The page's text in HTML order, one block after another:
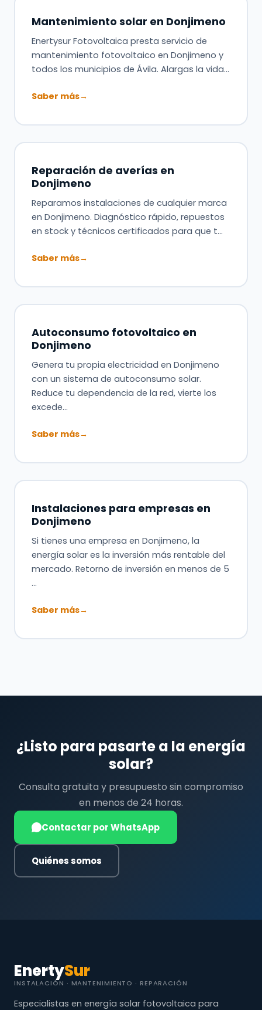
Mantenimiento solar en Donjimeno
Enertysur Fotovoltaica presta servicio de
mantenimiento fotovoltaico en Donjimeno y
todos los municipios de Ávila. Alargas la vida…
Saber más→
Reparación de averías en
Donjimeno
Reparamos instalaciones de cualquier marca
en Donjimeno. Diagnóstico rápido, repuestos
en stock y técnicos certificados para que t…
Saber más→
Autoconsumo fotovoltaico en
Donjimeno
Genera tu propia electricidad en Donjimeno
con un sistema de autoconsumo solar.
Reduce tu dependencia de la red, vierte los
excede…
Saber más→
Instalaciones para empresas en
Donjimeno
Si tienes una empresa en Donjimeno, la
energía solar es la inversión más rentable del
mercado. Retorno de inversión en menos de 5
…
Saber más→
¿Listo para pasarte a la energía
solar?
Consulta gratuita y presupuesto sin compromiso
en menos de 24 horas.
Contactar por WhatsApp
Quiénes somos
EnertySur
INSTALACIÓN · MANTENIMIENTO · REPARACIÓN
Especialistas en energía solar fotovoltaica para